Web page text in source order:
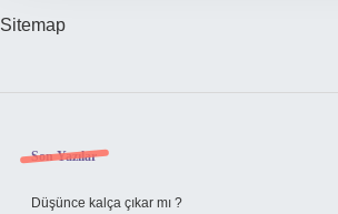
Sitemap
Sidebar
Son Yazılar
Düşünce kalça çıkar mı ?